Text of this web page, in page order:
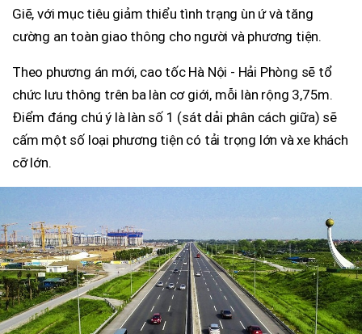
Giẽ, với mục tiêu giảm thiểu tình trạng ùn ứ và tăng
cường an toàn giao thông cho người và phương tiện.
Theo phương án mới, cao tốc Hà Nội - Hải Phòng sẽ tổ
chức lưu thông trên ba làn cơ giới, mỗi làn rộng 3,75m.
Điểm đáng chú ý là làn số 1 (sát dải phân cách giữa) sẽ
cấm một số loại phương tiện có tải trọng lớn và xe khách
cỡ lớn.